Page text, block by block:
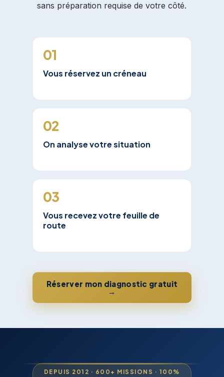
sans préparation requise de votre côté.
01
Vous réservez un créneau
02
On analyse votre situation
03
Vous recevez votre feuille de
route
Réserver mon diagnostic gratuit
→
DEPUIS 2012 · 600+ MISSIONS · 100%